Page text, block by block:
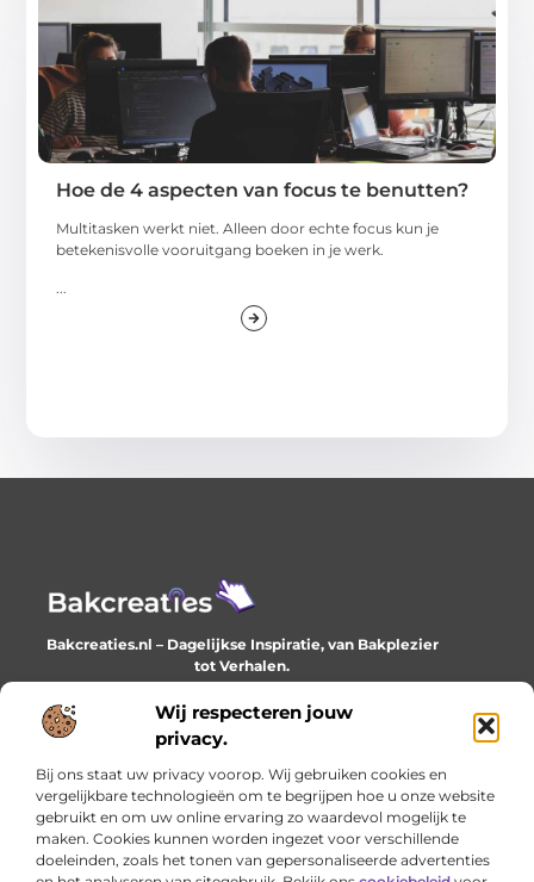
Wij respecteren jouw
privacy.
Bij ons staat uw privacy voorop. Wij gebruiken cookies en
vergelijkbare technologieën om te begrijpen hoe u onze website
gebruikt en om uw online ervaring zo waardevol mogelijk te
maken. Cookies kunnen worden ingezet voor verschillende
doeleinden, zoals het tonen van gepersonaliseerde advertenties
Hoe de 4 aspecten van focus te benutten?
Multitasken werkt niet. Alleen door echte focus kun je
betekenisvolle vooruitgang boeken in je werk.
...
Bakcreaties.nl – Dagelijkse Inspiratie, van Bakplezier
tot Verhalen.
Ontdek unieke en creatieve verhalen die je elke dag
verrijken en inspireren.
Onze informatie